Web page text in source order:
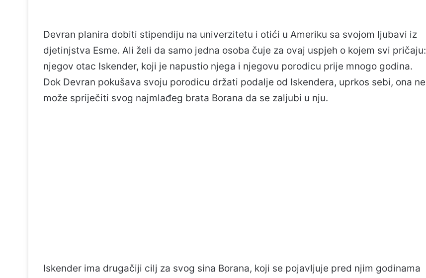
Devran planira dobiti stipendiju na univerzitetu i otići u Ameriku sa svojom ljubavi iz
djetinjstva Esme. Ali želi da samo jedna osoba čuje za ovaj uspjeh o kojem svi pričaju:
njegov otac Iskender, koji je napustio njega i njegovu porodicu prije mnogo godina.
Dok Devran pokušava svoju porodicu držati podalje od Iskendera, uprkos sebi, ona ne
može spriječiti svog najmlađeg brata Borana da se zaljubi u nju.
Iskender ima drugačiji cilj za svog sina Borana, koji se pojavljuje pred njim godinama